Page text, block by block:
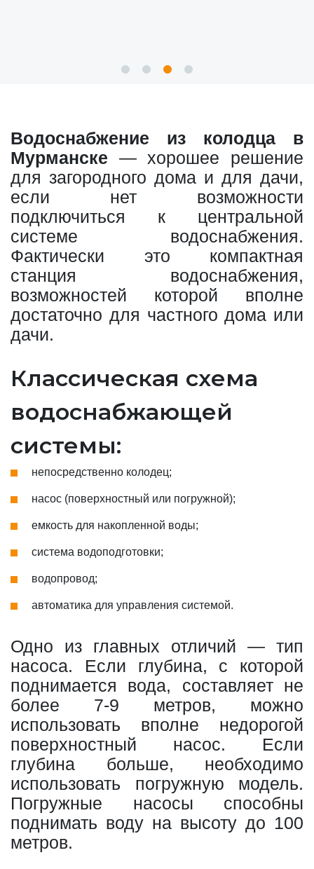
Водоснабжение из колодца в
Мурманске — хорошее решение
для загородного дома и для дачи,
если нет возможности
подключиться к центральной
системе водоснабжения.
Фактически это компактная
станция водоснабжения,
возможностей которой вполне
достаточно для частного дома или
дачи.
Классическая схема
водоснабжающей
системы:
непосредственно колодец;
насос (поверхностный или погружной);
емкость для накопленной воды;
система водоподготовки;
водопровод;
автоматика для управления системой.
Одно из главных отличий — тип
насоса. Если глубина, с которой
поднимается вода, составляет не
более 7-9 метров, можно
использовать вполне недорогой
поверхностный насос. Если
глубина больше, необходимо
использовать погружную модель.
Погружные насосы способны
поднимать воду на высоту до 100
метров.